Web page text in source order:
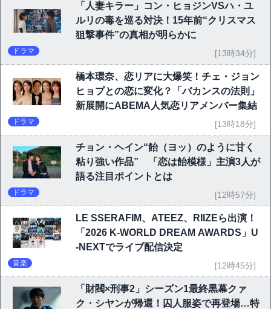
「人妻キラー」コン・ヒョジンVSハ・ユ
ルリの毒を巡る対決！15年前“クリスマス
狙撃事件”の真相が明らかに
ドラマ [13時34分]
橋本環奈、恋リアに大爆笑！チェ・ジョン
ヒョプとの恋に変化？「バカンスの法則」
新展開にABEMA人気恋リアメンバー集結
ドラマ [13時18分]
チョン・ヘイン“飴（ヨッ）のように甘く
粘り強い作品” 「恋は飴模様」主演3人が
語る注目ポイントとは
ドラマ [12時57分]
LE SSERAFIM、ATEEZ、RIIZEら出演！
「2026 K-WORLD DREAM AWARDS」U
-NEXTでライブ配信決定
音楽 [12時45分]
「財閥×刑事2」シーズン1最終黒幕クァ
ク・シヤンが帰還！囚人服姿で再登場…特